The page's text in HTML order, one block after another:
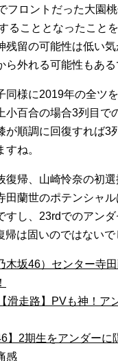
フロントだった大園桃
ることとなったこと
残留の可能性は低い
外れる可能性もある
同様に2019年の全ツ
小百合の場合3列目で
が順調に回復すれば3
ね。
復帰、山崎怜奈の初
田蘭世のポテンシャ
すし、23rdでのアン
帰は固いのではないで
木坂46）センター寺
滑走路】PVも神！ア
】2期生をアンダーに
感